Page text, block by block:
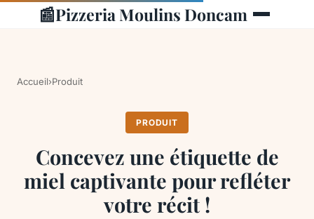
📰Pizzeria Moulins Doncam
Accueil›Produit
PRODUIT
Concevez une étiquette de
miel captivante pour refléter
votre récit !